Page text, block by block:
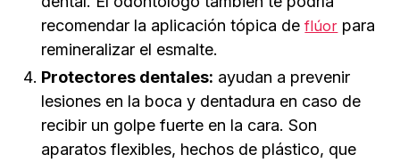
recomendar la aplicación tópica deflúor para
remineralizar el esmalte.
Protectores dentales: ayudan a prevenir
lesiones en la boca y dentadura en caso de
recibir un golpe fuerte en la cara. Son
aparatos flexibles, hechos de plástico, que